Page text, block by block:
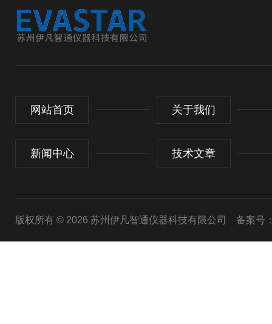
网站首页 关于我们
新闻中心 技术文章
版权所有 © 2026 苏州伊凡智通仪器科技有限公司 备案号